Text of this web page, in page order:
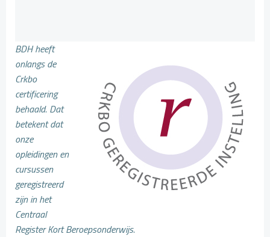
BDH heeft
onlangs de
Crkbo
certificering
behaald. Dat
betekent dat
onze
opleidingen en
cursussen
geregistreerd
zijn in het
Centraal
Register Kort Beroepsonderwijs.